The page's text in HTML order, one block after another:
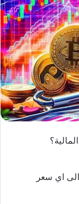
اي سعر